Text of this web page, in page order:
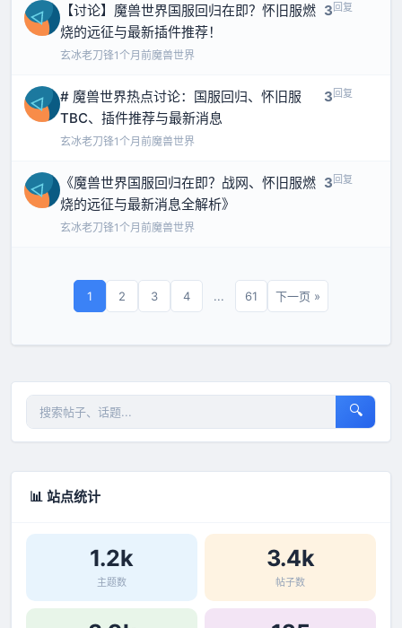
【讨论】魔兽世界国服回归在即？怀旧服燃
烧的远征与最新插件推荐！
玄冰老刀锋1个月前魔兽世界
3 回复
# 魔兽世界热点讨论：国服回归、怀旧服
TBC、插件推荐与最新消息
玄冰老刀锋1个月前魔兽世界
3 回复
《魔兽世界国服回归在即？战网、怀旧服燃
烧的远征与最新消息全解析》
玄冰老刀锋1个月前魔兽世界
3 回复
1 2 3 4 ... 61 下一页 »
🔍
📊 站点统计
1.2k
主题数
3.4k
帖子数